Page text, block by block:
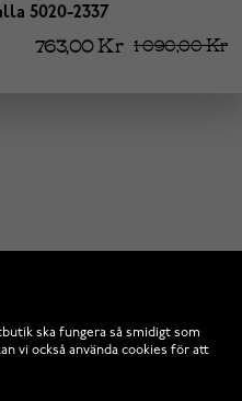
5020-2337
763,00 Kr 1 090,00 Kr
ska fungera så smidigt som
vi också använda cookies för att